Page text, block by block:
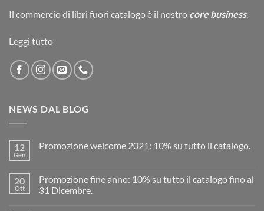
Il commercio di libri fuori catalogoè il nostro core business.
Leggi tutto
NEWS DAL BLOG
12
Gen
Promozione welcome 2021: 10% su tutto il catalogo.
20
Ott
Promozione fine anno: 10% su tutto il catalogo fino al
31 Dicembre.